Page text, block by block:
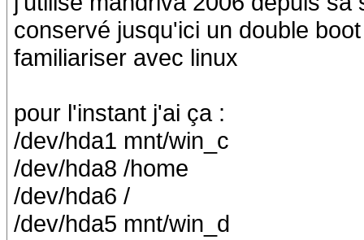
conservé jusqu'ici un double
familiariser avec linux
pour l'instant j'ai ça :
/dev/hda1 mnt/win_c
/dev/hda8 /home
/dev/hda6 /
/dev/hda5 mnt/win_d